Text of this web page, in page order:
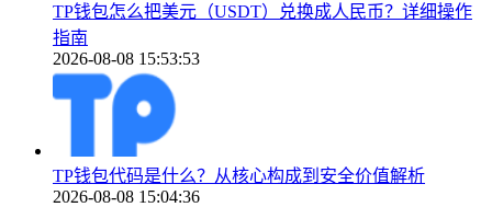
TP钱包怎么把美元（USDT）兑换成人民币？详细操作
指南
2026-08-08 15:53:53
TP钱包代码是什么？从核心构成到安全价值解析
2026-08-08 15:04:36